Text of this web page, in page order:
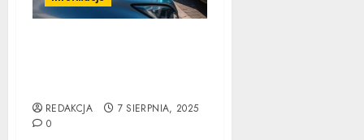
REDAKCJA
7 SIERPNIA, 2025
0